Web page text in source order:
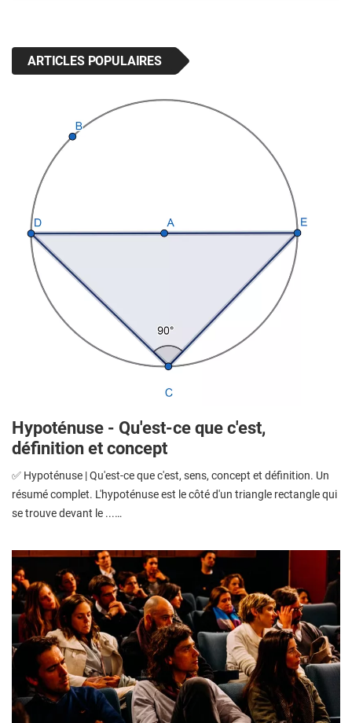
ARTICLES POPULAIRES
Hypoténuse - Qu'est-ce que c'est,
définition et concept
✅ Hypoténuse | Qu'est-ce que c'est, sens, concept et définition. Un
résumé complet. L'hypoténuse est le côté d'un triangle rectangle qui
se trouve devant le ...…